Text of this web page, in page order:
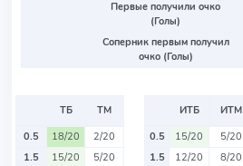
Первые получили очко
(Голы)
Соперник первым получил
очко (Голы)
ТБ
ТМ
0.5
18/20
2/20
1.5
15/20
5/20
ИТБ
ИТМ
0.5
15/20
5/20
1.5
12/20
8/20